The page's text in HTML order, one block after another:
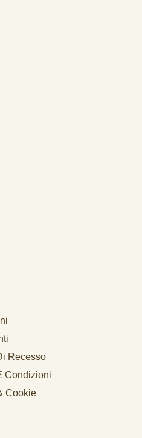
Recesso
Condizioni
Cookie